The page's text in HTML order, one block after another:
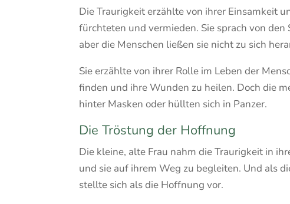
Die Traurigkeit erzählte von ihrer Einsamkeit
fürchteten und vermieden. Sie sprach von
aber die Menschen ließen sie nicht zu sich
Sie erzählte von ihrer Rolle im Leben der
finden und ihre Wunden zu heilen. Doch die
hinter Masken oder hüllten sich in Panzer.
Die Tröstung der Hoffnung
Die kleine, alte Frau nahm die Traurigkeit in
und sie auf ihrem Weg zu begleiten. Und als
stellte sich als die Hoffnung vor.